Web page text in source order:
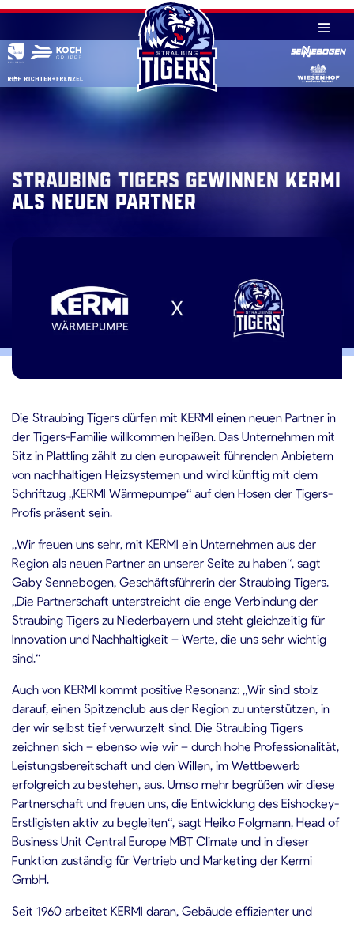
Skip
content
Straubing Tigers gewinnen KERMI
als neuen Partner
Die Straubing Tigers dürfen mit KERMI einen neuen Partner in
der Tigers-Familie willkommen heißen. Das Unternehmen mit
Sitz in Plattling zählt zu den europaweit führenden Anbietern
von nachhaltigen Heizsystemen und wird künftig mit dem
Schriftzug „KERMI Wärmepumpe“ auf den Hosen der Tigers-
Profis präsent sein.
„Wir freuen uns sehr, mit KERMI ein Unternehmen aus der
Region als neuen Partner an unserer Seite zu haben“, sagt
Gaby Sennebogen, Geschäftsführerin der Straubing Tigers.
„Die Partnerschaft unterstreicht die enge Verbindung der
Straubing Tigers zu Niederbayern und steht gleichzeitig für
Innovation und Nachhaltigkeit – Werte, die uns sehr wichtig
sind.“
Auch von KERMI kommt positive Resonanz: „Wir sind stolz
darauf, einen Spitzenclub aus der Region zu unterstützen, in
der wir selbst tief verwurzelt sind. Die Straubing Tigers
zeichnen sich – ebenso wie wir – durch hohe Professionalität,
Leistungsbereitschaft und den Willen, im Wettbewerb
erfolgreich zu bestehen, aus. Umso mehr begrüßen wir diese
Partnerschaft und freuen uns, die Entwicklung des Eishockey-
Erstligisten aktiv zu begleiten“, sagt Heiko Folgmann, Head of
Business Unit Central Europe MBT Climate und in dieser
Funktion zuständig für Vertrieb und Marketing der Kermi
GmbH.
Seit 1960 arbeitet KERMI daran, Gebäude effizienter und